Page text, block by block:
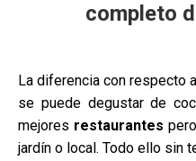
completo
La diferencia con respecto
se puede degustar de
mejores restaurantes
jardín o local. Todo ello sin